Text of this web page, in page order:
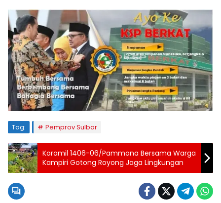
Tag: Pemprov Sulbar
Koramil 1406-06/Pammana Bersama Warga
Kampiri Gotong Royong Jaga Lingkungan